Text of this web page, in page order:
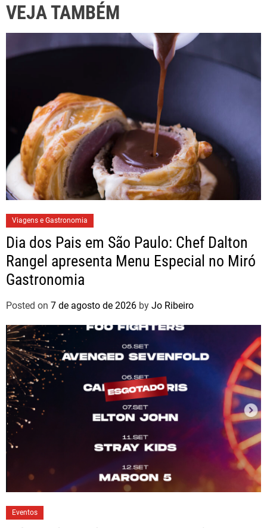
VEJA TAMBÉM
Viagens e Gastronomia
Dia dos Pais em São Paulo: Chef Dalton
Rangel apresenta Menu Especial no Miró
Gastronomia
Posted on 7 de agosto de 2026 by Jo Ribeiro
Eventos